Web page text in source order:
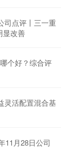
司点评丨三一重
显改善
个好？综合评
灵活配置混合基
11月28日公司